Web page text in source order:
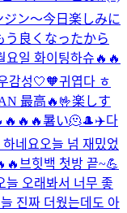
ジン～今日楽しみに
う良くなったから
요일 화이팅하슈🔥🔥
감성🤍🧡귀엽다 ㅎ
最高🔥🤟楽しす
暑い🫠🎩✈️다
네요 오늘 넘 재밌었
브힛백 첫방 끝~💪
늘 오래봐서 너무 좋
진짜 더웠는데도 아